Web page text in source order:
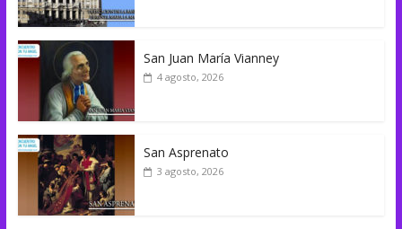
San Juan María Vianney
4 agosto, 2026
San Asprenato
3 agosto, 2026